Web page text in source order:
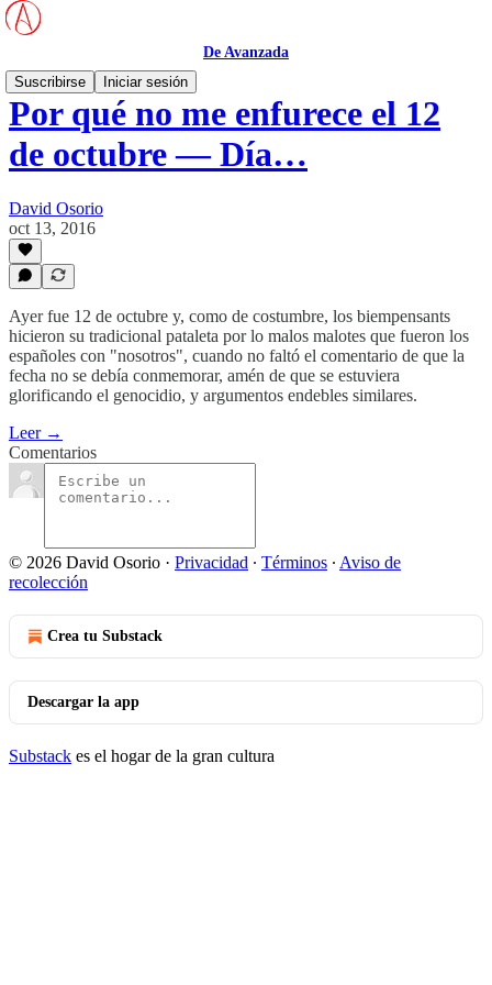
De Avanzada
Suscribirse
Iniciar sesión
Por qué no me enfurece el 12
de octubre — Día…
David Osorio
oct 13, 2016
Ayer fue 12 de octubre y, como de costumbre, los biempensants
hicieron su tradicional pataleta por lo malos malotes que fueron los
españoles con "nosotros", cuando no faltó el comentario de que la
fecha no se debía conmemorar, amén de que se estuviera
glorificando el genocidio, y argumentos endebles similares.
Leer →
Comentarios
© 2026 David Osorio · Privacidad ∙ Términos ∙ Aviso de
recolección
Crea tu Substack
Descargar la app
Substack es el hogar de la gran cultura